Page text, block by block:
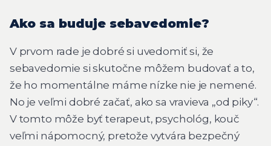
Ako sa buduje sebavedomie?
V prvom rade je dobré si uvedomiť si, že
sebavedomie si skutočne môžem budovať a to,
že ho momentálne máme nízke nie je nemené.
No je veľmi dobré začať, ako sa vravieva „od piky“.
V tomto môže byť terapeut, psychológ, kouč
veľmi nápomocný, pretože vytvára bezpečný